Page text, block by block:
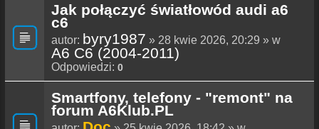
Jak połączyć światłowód audi a6
c6
autor: byry1987 » 28 kwie 2026, 20:29 » w
A6 C6 (2004-2011)
Odpowiedzi: 0
Smartfony, telefony - "remont" na
forum A6Klub.PL